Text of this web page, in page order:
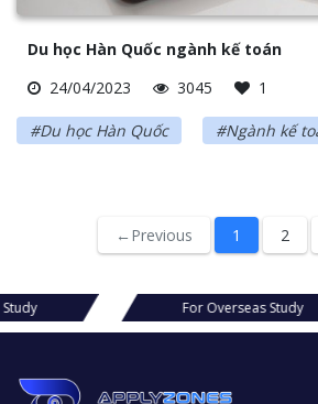
Du học Hàn Quốc ngành kế toán
24/04/2023
3045 1
#Du học Hàn Quốc #Ngành kế
←Previous 1 2
Study For Overseas Study